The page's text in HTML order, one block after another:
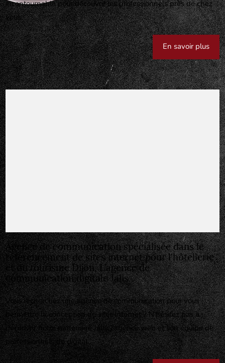
incontournable pour découvrir les professionnels près de chez
vous.
En savoir plus
Agence de communication spécialisée dans le
référencement de sites internet pour l'hôtellerie
et du tourisme Dijon, L’agence de
communication digitale Jalis..
Vous recherchez une agence de communication pour vous
permettre la conception de sites internet ? N’hésitez pas à
découvrir notre partenaire Jalis, l’agence web et son équipe de
professionnels du digital.